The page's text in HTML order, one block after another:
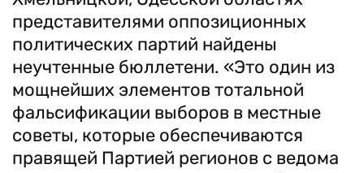
представителями оппозиционных
политических партий найдены
неучтенные бюллетени. «Это один из
мощнейших элементов тотальной
фальсификации выборов в местные
советы, которые обеспечиваются
правящей Партией регионов с ведома